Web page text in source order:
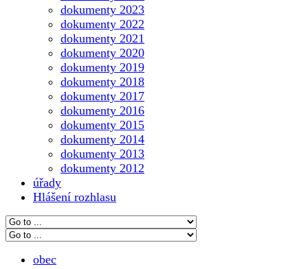
dokumenty 2023
dokumenty 2022
dokumenty 2021
dokumenty 2020
dokumenty 2019
dokumenty 2018
dokumenty 2017
dokumenty 2016
dokumenty 2015
dokumenty 2014
dokumenty 2013
dokumenty 2012
úřady
Hlášení rozhlasu
obec